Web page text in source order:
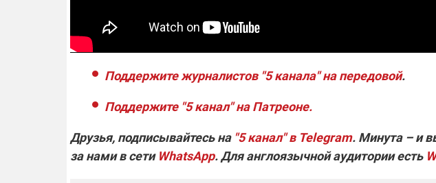
Поддержите журналистов "5 канала" на передовой.
Поддержите "5 канал" на Патреоне.
Друзья, подписывайтесь на "5 канал" в Telegram. Минута – и
за нами в сети WhatsApp. Для англоязычной аудитории есть